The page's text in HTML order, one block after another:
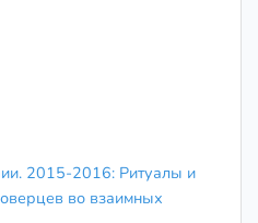
2015-2016: Ритуалы и
во взаимных